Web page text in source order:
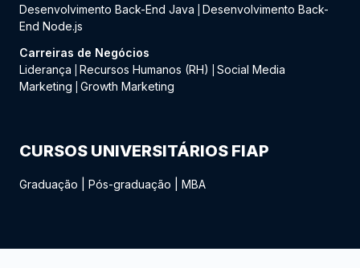
Desenvolvimento Back-End Java
Desenvolvimento Back-
End Node.js
Carreiras de Negócios
Liderança
Recursos Humanos (RH)
Social Media
Marketing
Growth Marketing
CURSOS UNIVERSITÁRIOS FIAP
Graduação Pós-graduação MBA